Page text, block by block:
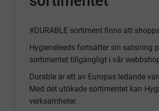
#DURABLE sortiment finns att
Hygieneleeds fortsätter sin satsning
sortimentet tillgängligt i vår
Durable är ett av Europas ledande
Med det utökade sortimentet kan
verksamheter.